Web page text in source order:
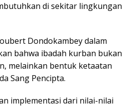
di sekitar lingkungan
Dondokambey dalam
bahwa ibadah kurban bukan
melainkan bentuk ketaatan
Sang Pencipta.
implementasi dari nilai-nilai